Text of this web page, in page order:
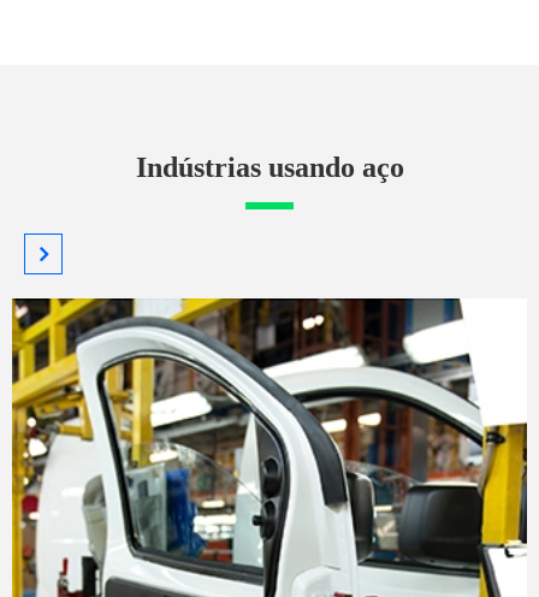
Indústrias usando aço